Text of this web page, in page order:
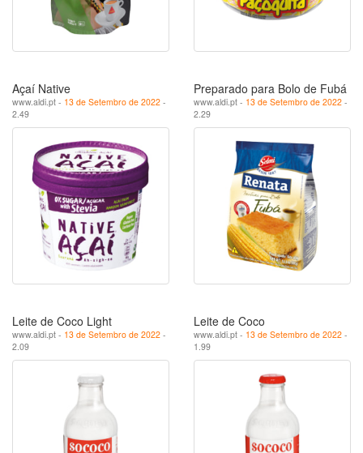
Açaí Native
www.aldi.pt - 13 de Setembro de 2022 -
2.49
Preparado para Bolo de Fubá
www.aldi.pt - 13 de Setembro de 2022 -
2.29
Leite de Coco Light
www.aldi.pt - 13 de Setembro de 2022 -
2.09
Leite de Coco
www.aldi.pt - 13 de Setembro de 2022 -
1.99